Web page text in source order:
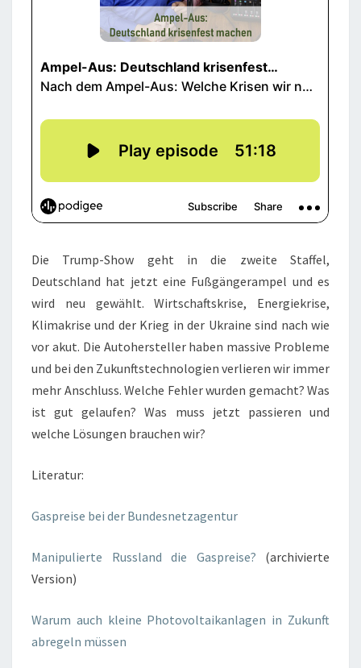
Die Trump-Show geht in die zweite Staffel,
Deutschland hat jetzt eine Fußgängerampel und es
wird neu gewählt. Wirtschaftskrise, Energiekrise,
Klimakrise und der Krieg in der Ukraine sind nach wie
vor akut. Die Autohersteller haben massive Probleme
und bei den Zukunftstechnologien verlieren wir immer
mehr Anschluss. Welche Fehler wurden gemacht? Was
ist gut gelaufen? Was muss jetzt passieren und
welche Lösungen brauchen wir?
Literatur:
Gaspreise bei der Bundesnetzagentur
Manipulierte Russland die Gaspreise? (archivierte
Version)
Warum auch kleine Photovoltaikanlagen in Zukunft
abregeln müssen